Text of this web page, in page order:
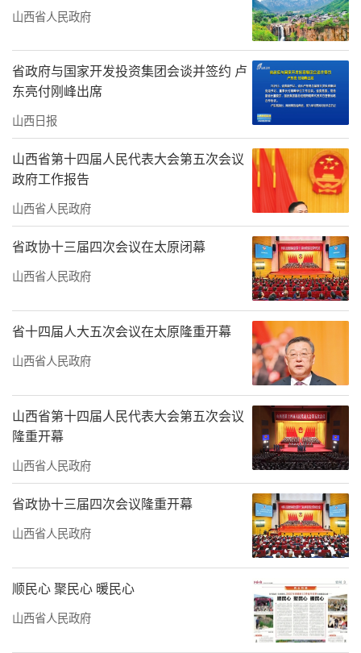
山西省人民政府
省政府与国家开发投资集团会谈并签约 卢
东亮付刚峰出席
山西日报
山西省第十四届人民代表大会第五次会议
政府工作报告
山西省人民政府
省政协十三届四次会议在太原闭幕
山西省人民政府
省十四届人大五次会议在太原隆重开幕
山西省人民政府
山西省第十四届人民代表大会第五次会议
隆重开幕
山西省人民政府
省政协十三届四次会议隆重开幕
山西省人民政府
顺民心 聚民心 暖民心
山西省人民政府